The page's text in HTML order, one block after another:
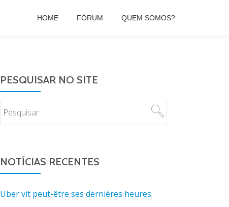
HOME FÓRUM QUEM SOMOS?
PESQUISAR NO SITE
NOTÍCIAS RECENTES
Uber vit peut-être ses dernières heures